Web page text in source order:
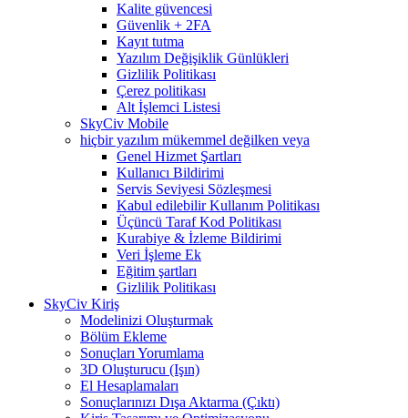
Kalite güvencesi
Güvenlik + 2FA
Kayıt tutma
Yazılım Değişiklik Günlükleri
Gizlilik Politikası
Çerez politikası
Alt İşlemci Listesi
SkyCiv Mobile
hiçbir yazılım mükemmel değilken veya
Genel Hizmet Şartları
Kullanıcı Bildirimi
Servis Seviyesi Sözleşmesi
Kabul edilebilir Kullanım Politikası
Üçüncü Taraf Kod Politikası
Kurabiye & İzleme Bildirimi
Veri İşleme Ek
Eğitim şartları
Gizlilik Politikası
SkyCiv Kiriş
Modelinizi Oluşturmak
Bölüm Ekleme
Sonuçları Yorumlama
3D Oluşturucu (Işın)
El Hesaplamaları
Sonuçlarınızı Dışa Aktarma (Çıktı)